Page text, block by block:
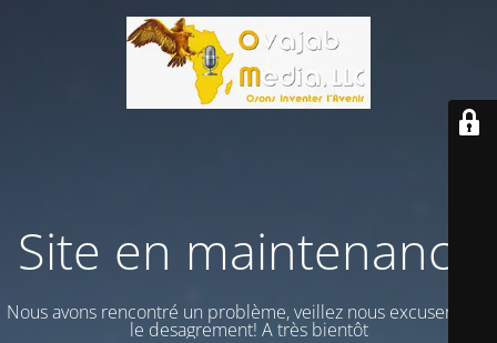
Site en maintenance
Nous avons rencontré un problème, veillez nous excuser vour
le desagrement! A très bientôt